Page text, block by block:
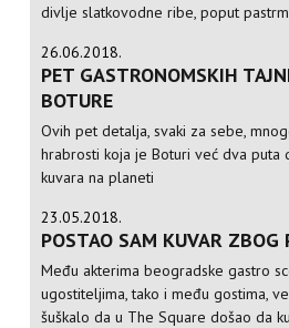
divlje slatkovodne ribe, poput
26.06.2018.
PET GASTRONOMSKIH
BOTURE
Ovih pet detalja, svaki za sebe,
hrabrosti koja je Boturi već dva puta
kuvara na planeti
23.05.2018.
POSTAO SAM KUVAR ZBOG
Među akterima beogradske gastro
ugostiteljima, tako i među gostima,
šuškalo da u The Square došao da